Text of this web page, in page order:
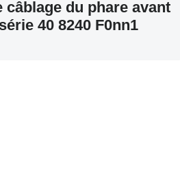
câblage du phare avant
40 8240 F0nn1